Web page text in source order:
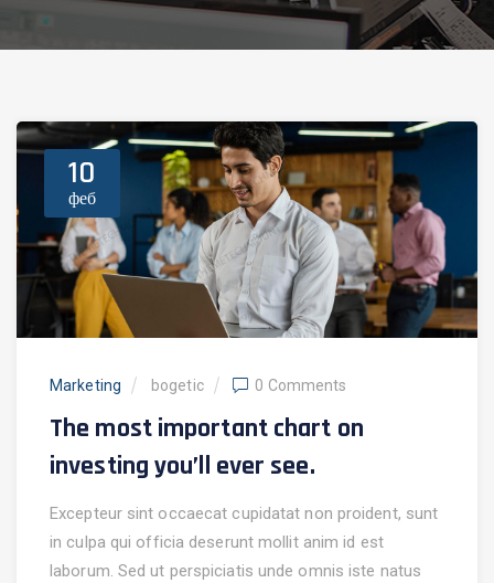
10
феб
Marketing bogetic 0 Comments
The most important chart on
investing you’ll ever see.
Excepteur sint occaecat cupidatat non proident, sunt
in culpa qui officia deserunt mollit anim id est
laborum. Sed ut perspiciatis unde omnis iste natus